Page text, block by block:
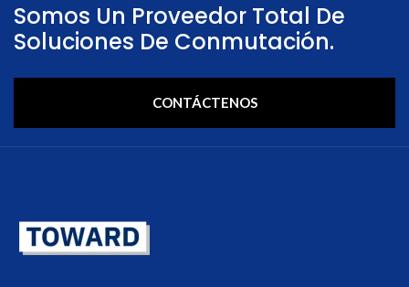
Somos Un Proveedor Total De
Soluciones De Conmutación.
CONTÁCTENOS